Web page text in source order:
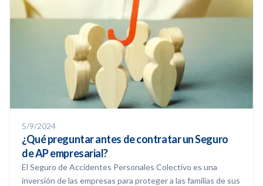
5/9/2024
¿Qué preguntar antes de contratar un Seguro
de AP empresarial?
El Seguro de Accidentes Personales Colectivo es una
inversión de las empresas para proteger a las familias de sus